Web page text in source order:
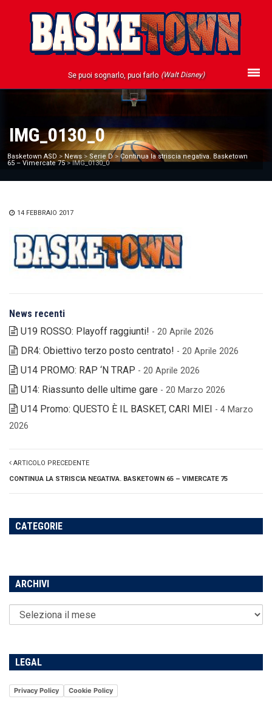
Se puoi sognarlo, puoi farlo (Walt Disney)
IMG_0130_0
Basketown ASD > News > Serie D>Continua la striscia negativa. Basketown
65 – Vimercate 75>IMG_0130_0
14 FEBBRAIO 2017
News recenti
U19 ROSSO: Playoff raggiunti! - 20 Aprile 2026
DR4: Obiettivo terzo posto centrato! - 20 Aprile 2026
U14 PROMO: RAP ‘N TRAP - 20 Aprile 2026
U14: Riassunto delle ultime gare - 20 Marzo 2026
U14 Promo: QUESTO È IL BASKET, CARI MIEI - 4 Marzo
2026
ARTICOLO PRECEDENTE
CONTINUA LA STRISCIA NEGATIVA. BASKETOWN 65 – VIMERCATE 75
CATEGORIE
ARCHIVI
LEGAL
Privacy Policy Cookie Policy